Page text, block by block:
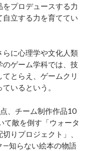
プロデュースする力
立する力を育ててい
に心理学や文化人類
ゲーム学科では、技
とらえ、ゲームクリ
いるという。
、チーム制作作品10
て敵を倒す「ウォータ
りプロジェクト」、
―知らない絵本の物語